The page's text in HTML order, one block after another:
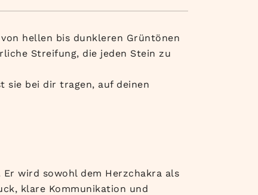
hellen bis dunkleren Grüntönen
Streifung, die jeden Stein zu
sie bei dir tragen, auf deinen
wird sowohl dem Herzchakra als
klare Kommunikation und